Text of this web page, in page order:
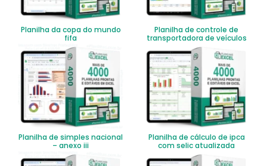
Planilha da copa do mundo
fifa
Planilha de controle de
transportadora de veículos
Planilha de simples nacional
– anexo iii
Planilha de cálculo de ipca
com selic atualizada